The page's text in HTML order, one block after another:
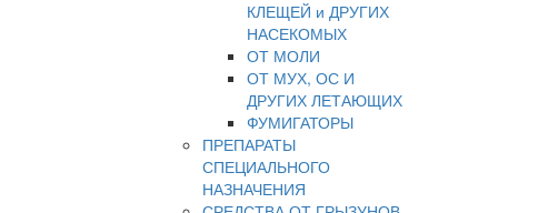
КЛЕЩЕЙ и ДРУГИХ
НАСЕКОМЫХ
ОТ МОЛИ
ОТ МУХ, ОС И
ДРУГИХ ЛЕТАЮЩИХ
ФУМИГАТОРЫ
ПРЕПАРАТЫ
СПЕЦИАЛЬНОГО
НАЗНАЧЕНИЯ